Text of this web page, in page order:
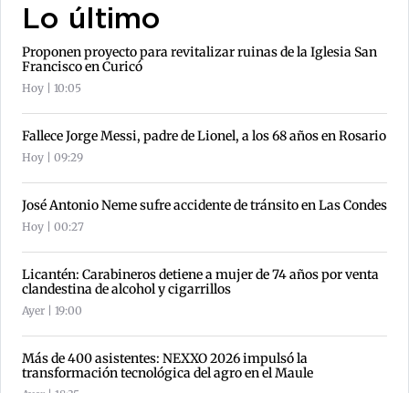
Lo último
Proponen proyecto para revitalizar ruinas de la Iglesia San
Francisco en Curicó
Hoy | 10:05
Fallece Jorge Messi, padre de Lionel, a los 68 años en Rosario
Hoy | 09:29
José Antonio Neme sufre accidente de tránsito en Las Condes
Hoy | 00:27
Licantén: Carabineros detiene a mujer de 74 años por venta
clandestina de alcohol y cigarrillos
Ayer | 19:00
Más de 400 asistentes: NEXXO 2026 impulsó la
transformación tecnológica del agro en el Maule